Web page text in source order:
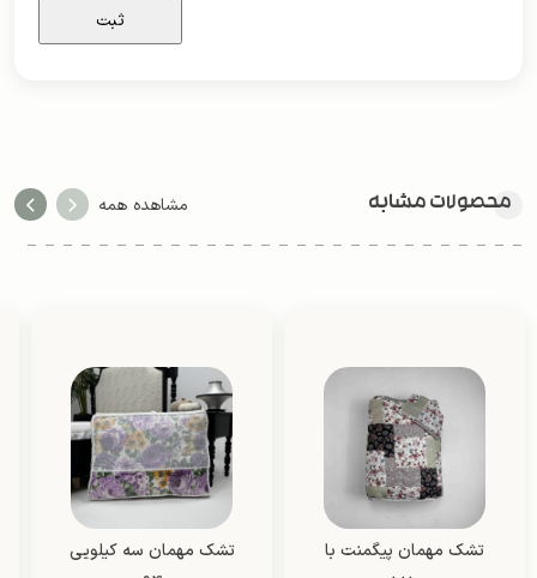
محصولات مشابه مشاهده همه
تشک مهمان پیگمنت با
تشک مهمان سه کیلویی